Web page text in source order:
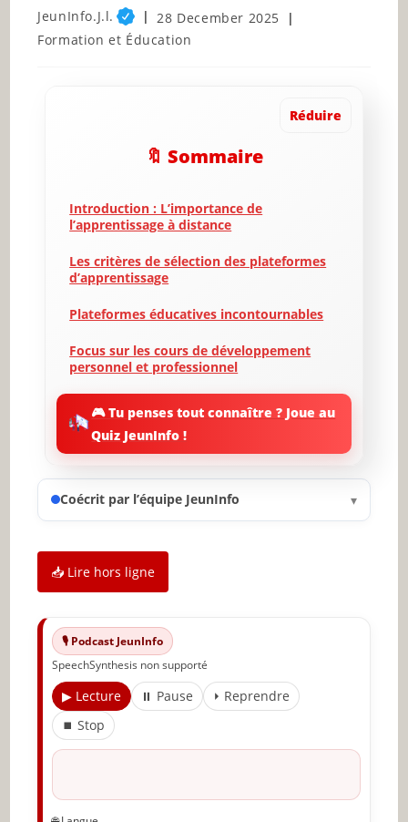
Post
author:
JeunInfo.J.l.
Post
published:
28 December 2025
Post
Formation et Éducation
Réduire
🔖 Sommaire
Introduction : L’importance de
l’apprentissage à distance
Les critères de sélection des plateformes
d’apprentissage
Plateformes éducatives incontournables
Focus sur les cours de développement
personnel et professionnel
L’apprentissage des langues
professionnelles
Évaluation et certification des
compétences acquises
Avenir de l’apprentissage à distance
✨ Nouveau sur JeunInfo ?
Articles recommandés
Partager l'amour
🎮 Tu penses tout connaître ? Joue au
Quiz JeunInfo !
Coécrit par l’équipe JeunInfo ▾
📥 Lire hors ligne
🎙️ Podcast JeunInfo
SpeechSynthesis non supporté
▶ Lecture ⏸ Pause
⏵ Reprendre
⏹ Stop